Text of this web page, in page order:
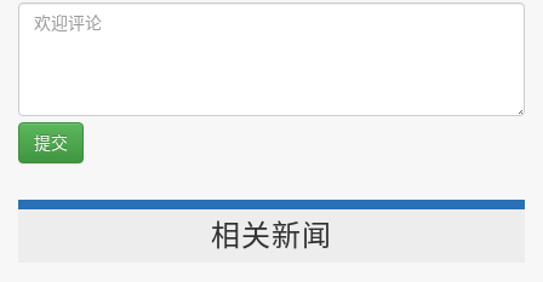
提交
相关新闻